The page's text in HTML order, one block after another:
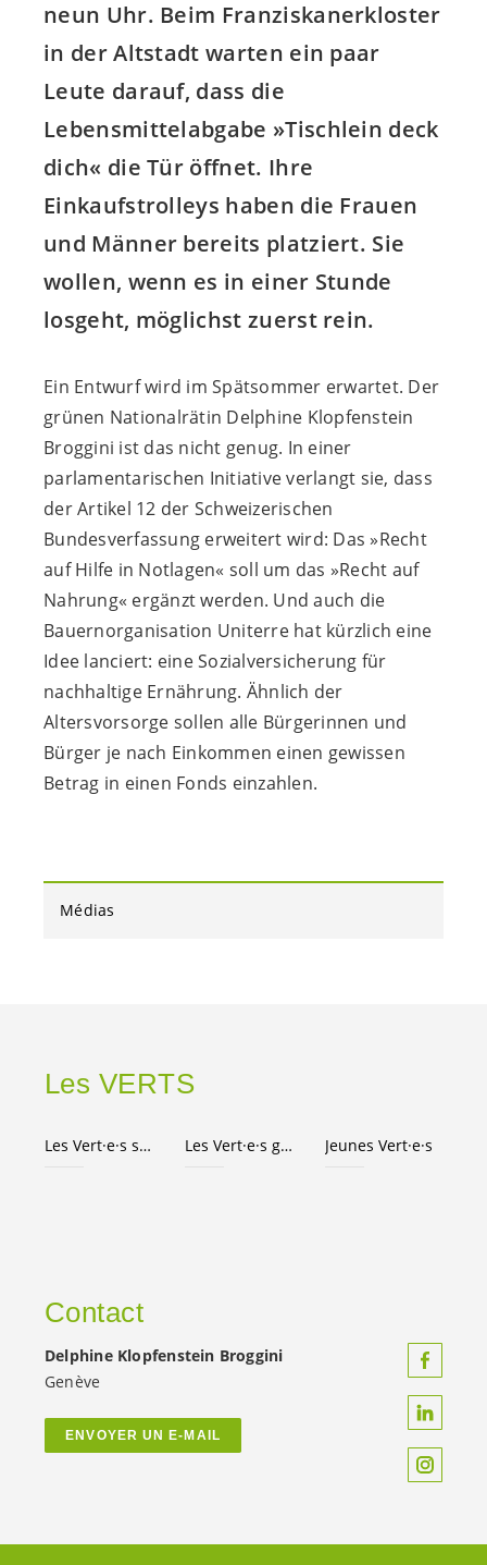
neun Uhr. Beim Franziskanerkloster
in der Altstadt warten ein paar
Leute darauf, dass die
Lebensmittelabgabe »Tischlein deck
dich« die Tür öffnet. Ihre
Einkaufstrolleys haben die Frauen
und Männer bereits platziert. Sie
wollen, wenn es in einer Stunde
losgeht, möglichst zuerst rein.
Ein Entwurf wird im Spätsommer erwartet. Der
grünen Nationalrätin Delphine Klopfenstein
Broggini ist das nicht genug. In einer
parlamentarischen Initiative verlangt sie, dass
der Artikel 12 der Schweizerischen
Bundesverfassung erweitert wird: Das »Recht
auf Hilfe in Notlagen« soll um das »Recht auf
Nahrung« ergänzt werden. Und auch die
Bauernorganisation Uniterre hat kürzlich eine
Idee lanciert: eine Sozialversicherung für
nachhaltige Ernährung. Ähnlich der
Altersvorsorge sollen alle Bürgerinnen und
Bürger je nach Einkommen einen gewissen
Betrag in einen Fonds einzahlen.
Médias
Les VERTS
Les Vert·e·s suisses Les Vert·e·s genevois·es Jeunes Vert·e·s
Contact
Delphine Klopfenstein Broggini
Genève
ENVOYER UN E-MAIL